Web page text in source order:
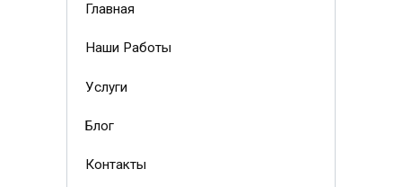
Главная
Наши Работы
Услуги
Блог
Контакты